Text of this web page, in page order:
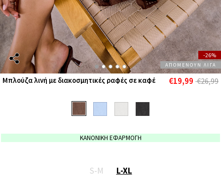
-26%
ΑΠΟΜΕΝΟΥΝ ΛΙΓΑ
Μπλούζα λινή με διακοσμητικές ραφές σε καφέ €19,99 €26,99
ΚΑΝΟΝΙΚΗ ΕΦΑΡΜΟΓΗ
S-M L-XL